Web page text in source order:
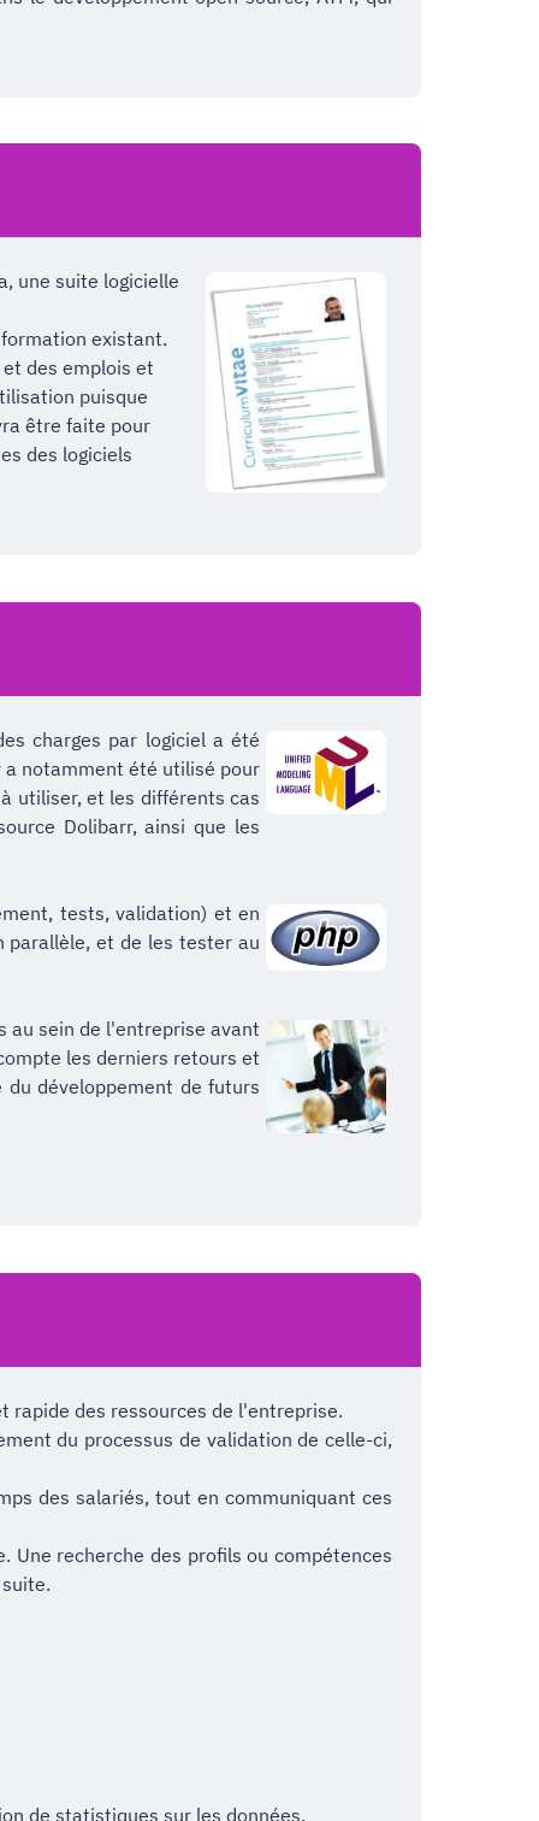
une suite logicielle
existant.
des emplois et
puisque
être faite pour
des logiciels
charges par logiciel a été
notamment été utilisé pour
utiliser, et les différents cas
Dolibarr, ainsi que les
tests, validation) et en
parallèle, et de les tester au
au sein de l'entreprise avant
les derniers retours et
développement de futurs
rapide des ressources de l'entreprise.
du processus de validation de celle-ci,
des salariés, tout en communiquant ces
Une recherche des profils ou compétences
de statistiques sur les données.